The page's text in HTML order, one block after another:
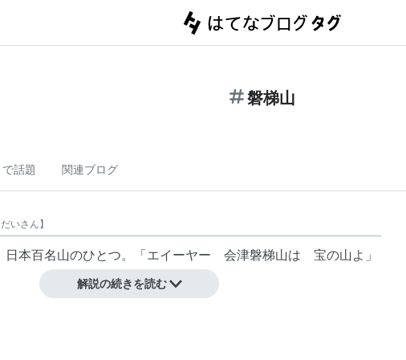
磐梯山
話題 関連ブログ
いさん】
日本百名山のひとつ。「エイーヤー 会津磐梯山は 宝の山よ」
解説の続きを読む